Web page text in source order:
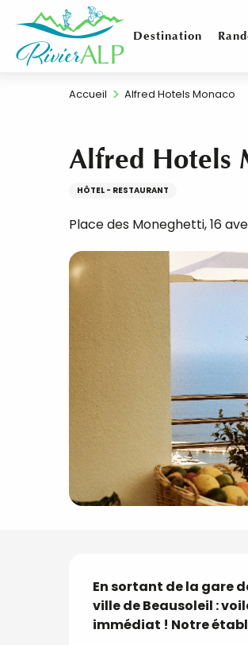
contenu
principal
Destination
Accueil Alfred Hotels Monaco
Alfred Hotels
HÔTEL - RESTAURANT
Place des Moneghetti, 16
En sortant de la gare
ville de Beausoleil :
immédiat ! Notre